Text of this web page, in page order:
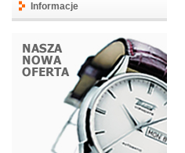
Informacje